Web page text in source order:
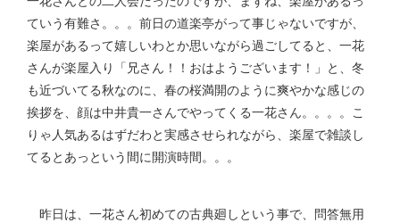
ていう有難さ。。。前日の道楽亭がって事じゃないですが、
楽屋があるって嬉しいわとか思いながら過ごしてると、一花
さんが楽屋入り「兄さん！！おはようございます！」と、冬
も近づいてる秋なのに、春の桜満開のように爽やかな感じの
挨拶を、顔は中井貴一さんでやってくる一花さん。。。。こ
りゃ人気あるはずだわと実感させられながら、楽屋で雑談し
てるとあっという間に開演時間。。。
昨日は、一花さん初めての古典廻しという事で、問答無用